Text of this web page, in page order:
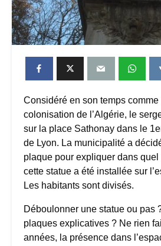
Considéré en son temps
colonisation de l’Algérie, le
sur la place Sathonay dans le
de Lyon. La municipalité a
plaque pour expliquer dans
cette statue a été installée sur
Les habitants sont divisés.
Déboulonner une statue ou pas
plaques explicatives ? Ne rien
années, la présence dans